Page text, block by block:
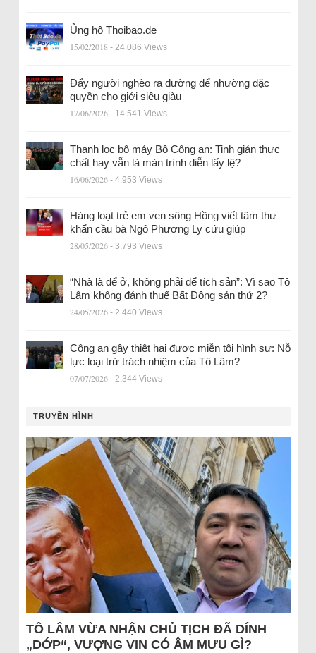
Ủng hộ Thoibao.de
15/02/2018 - 24.086 Views
Đẩy người nghèo ra đường để nhường đặc
quyền cho giới siêu giàu
17/06/2026 - 14.541 Views
Thanh lọc bộ máy Bộ Công an: Tinh giản thực
chất hay vẫn là màn trình diễn lấy lệ?
16/06/2026 - 4.953 Views
Hàng loạt trẻ em ven sông Hồng viết tâm thư
khẩn cầu bà Ngô Phương Ly cứu giúp
28/05/2026 - 3.793 Views
“Nhà là để ở, không phải để tích sản”: Vì sao Tô
Lâm không đánh thuế Bất Động sản thứ 2?
24/05/2026 - 2.440 Views
Công an gây thiệt hại được miễn tội hình sự: Nỗ
lực loại trừ trách nhiệm của Tô Lâm?
07/07/2026 - 2.344 Views
TRUYỀN HÌNH
TÔ LÂM VỪA NHẬN CHỦ TỊCH ĐÃ DÍNH
„DỚP“, VƯỢNG VIN CÓ ÂM MƯU GÌ?